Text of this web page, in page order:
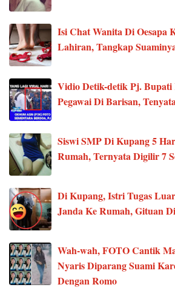
Isi Chat Wanita Di Oesapa
Lahiran, Tangkap
Vidio Detik-detik Pj.
Pegawai Di Barisan,
Siswi SMP Di Kupang 5
Rumah, Ternyata Digilir 7
Di Kupang, Istri Tugas
Janda Ke Rumah, Gituan
Wah-wah, FOTO Cantik
Nyaris Diparang Suami
Dengan Romo